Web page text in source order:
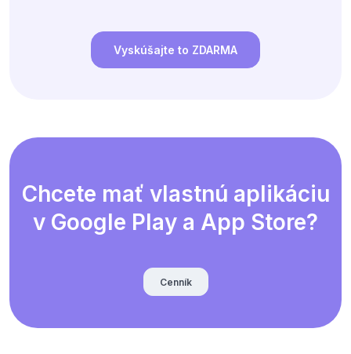
Vyskúšajte to ZDARMA
Chcete mať vlastnú aplikáciu
v Google Play a App Store?
Cenník